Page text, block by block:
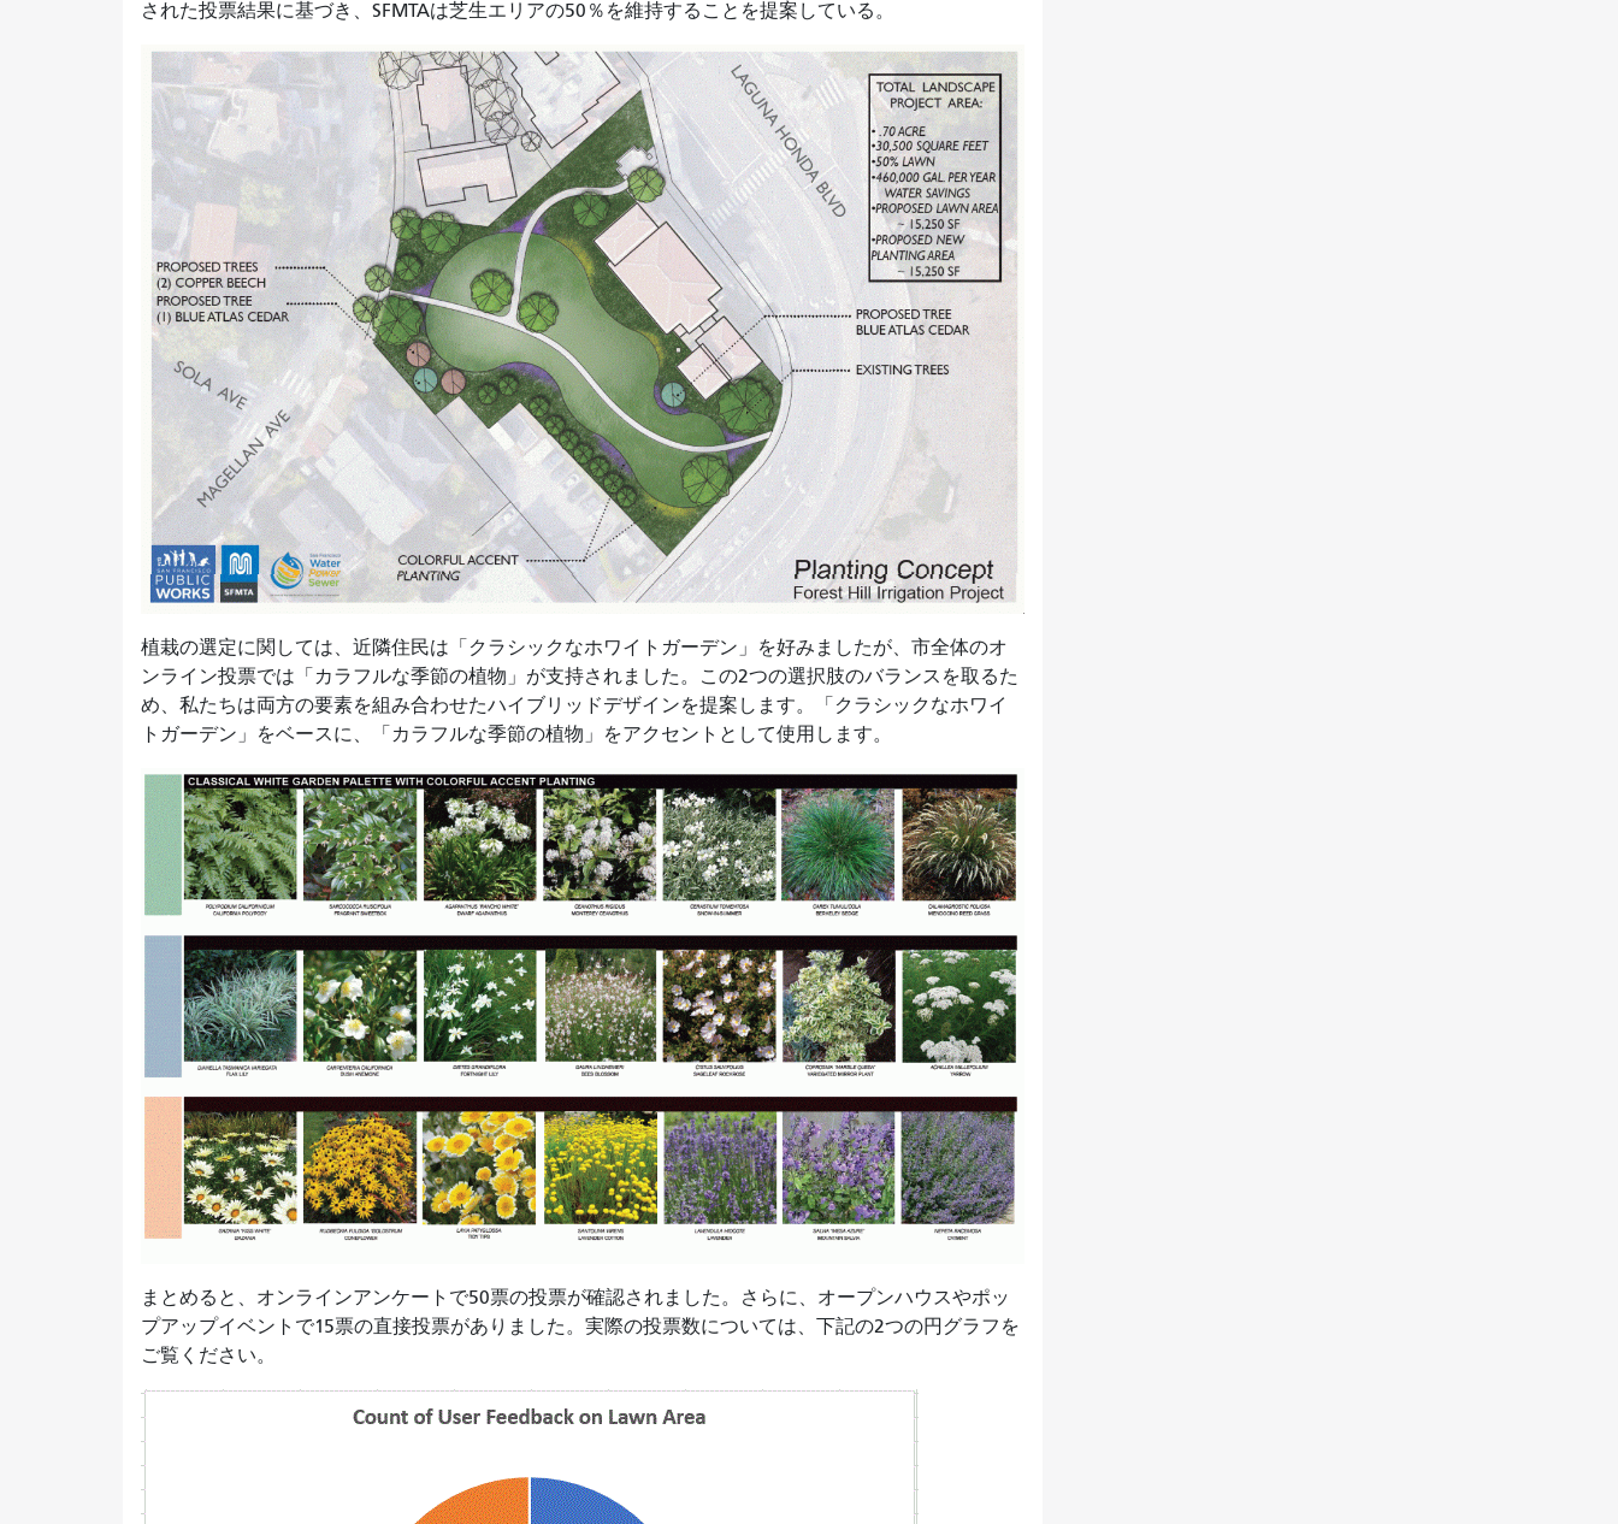
された投票結果に基づき、SFMTAは芝生エリアの50％を維持することを提案している。
植栽の選定に関しては、近隣住民は「クラシックなホワイトガーデン」を好みましたが、市全体のオ
ンライン投票では「カラフルな季節の植物」が支持されました。この2つの選択肢のバランスを取るた
め、私たちは両方の要素を組み合わせたハイブリッドデザインを提案します。「クラシックなホワイ
トガーデン」をベースに、「カラフルな季節の植物」をアクセントとして使用します。
まとめると、オンラインアンケートで50票の投票が確認されました。さらに、オープンハウスやポッ
プアップイベントで15票の直接投票がありました。実際の投票数については、下記の2つの円グラフを
ご覧ください。